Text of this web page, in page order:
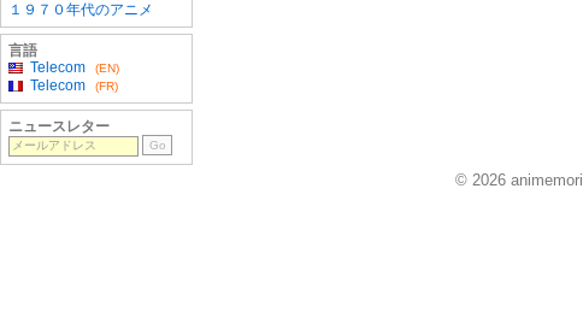
１９７０年代のアニメ
言語
Telecom
(EN)
Telecom (FR)
ニュースレター
© 2026